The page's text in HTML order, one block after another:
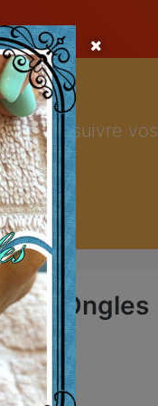
pour suivre vos
Des Ongles